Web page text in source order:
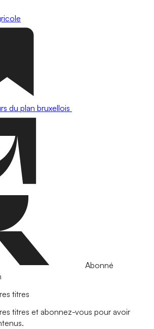
du plan bruxellois
Abonné
titres
titres et abonnez-vous pour avoir